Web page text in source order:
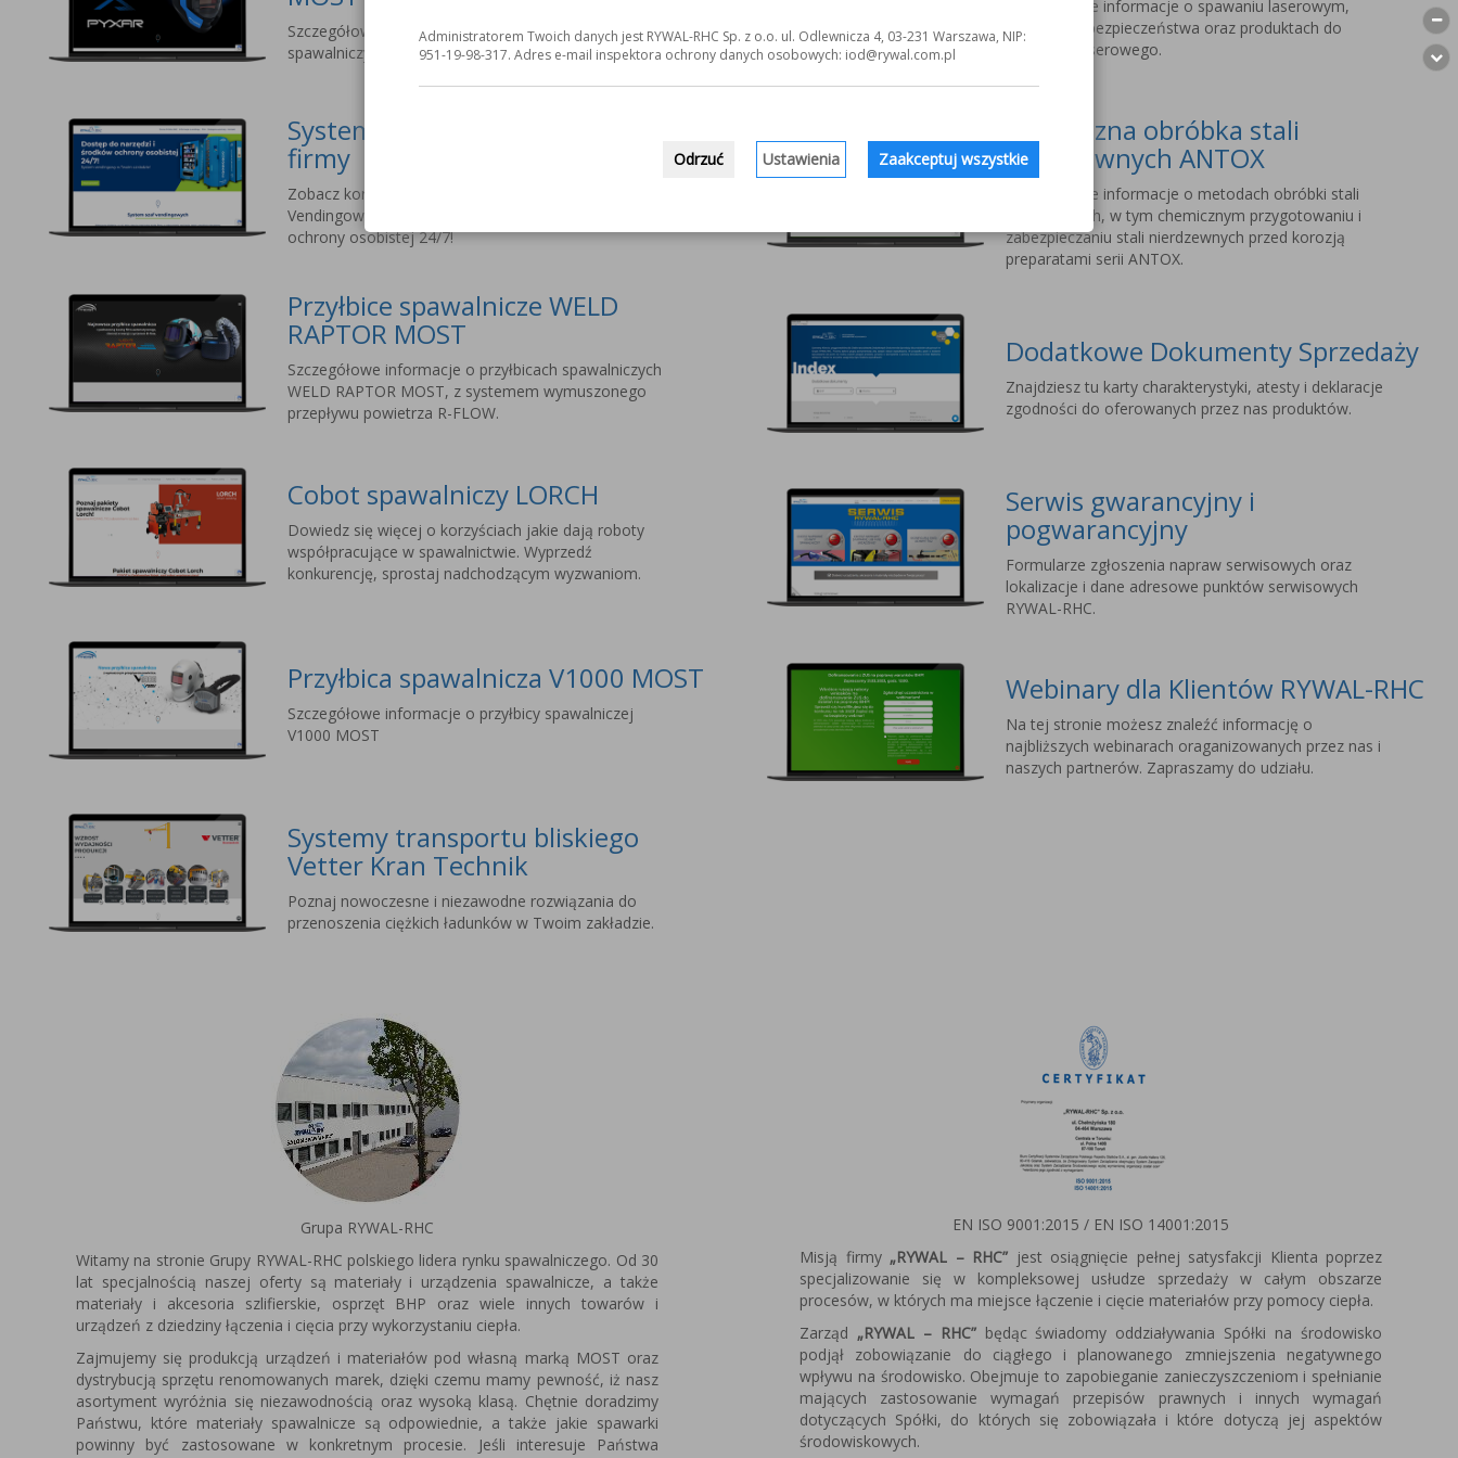
Szczegółowe informacje o najnowszej serii przyłbic
spawalniczych dla profesjonalistów PYXAR MOST.
Systemy vendingowe dla Twojej
firmy
Zobacz korzyści ze stosowania Systemów
Vendingowych MOST. Dostęp do narzędzi i środków
ochrony osobistej 24/7!
Przyłbice spawalnicze WELD
RAPTOR MOST
Szczegółowe informacje o przyłbicach spawalniczych
WELD RAPTOR MOST, z systemem wymuszonego
przepływu powietrza R-FLOW.
Cobot spawalniczy LORCH
Dowiedz się więcej o korzyściach jakie dają roboty
współpracujące w spawalnictwie. Wyprzedź
konkurencję, sprostaj nadchodzącym wyzwaniom.
Przyłbica spawalnicza V1000 MOST
Szczegółowe informacje o przyłbicy spawalniczej
V1000 MOST
Systemy transportu bliskiego
Vetter Kran Technik
Poznaj nowoczesne i niezawodne rozwiązania do
przenoszenia ciężkich ładunków w Twoim zakładzie.
Szczegółowe informacje o spawaniu laserowym,
wymogach bezpieczeństwa oraz produktach do
spawania laserowego.
Chemiczna obróbka stali
nierdzewnych ANTOX
Szczegółowe informacje o metodach obróbki stali
nierdzewnych, w tym chemicznym przygotowaniu i
zabezpieczaniu stali nierdzewnych przed korozją
preparatami serii ANTOX.
Dodatkowe Dokumenty Sprzedaży
Znajdziesz tu karty charakterystyki, atesty i deklaracje
zgodności do oferowanych przez nas produktów.
Serwis gwarancyjny i
pogwarancyjny
Formularze zgłoszenia napraw serwisowych oraz
lokalizacje i dane adresowe punktów serwisowych
RYWAL-RHC.
Webinary dla Klientów RYWAL-RHC
Na tej stronie możesz znaleźć informację o
najbliższych webinarach oraganizowanych przez nas i
naszych partnerów. Zapraszamy do udziału.
Grupa RYWAL-RHC
Witamy na stronie Grupy RYWAL-RHC polskiego lidera rynku spawalniczego. Od 30
lat specjalnością naszej oferty są materiały i urządzenia spawalnicze, a także
materiały i akcesoria szlifierskie, osprzęt BHP oraz wiele innych towarów i
urządzeń z dziedziny łączenia i cięcia przy wykorzystaniu ciepła.
Zajmujemy się produkcją urządzeń i materiałów pod własną marką MOST oraz
dystrybucją sprzętu renomowanych marek, dzięki czemu mamy pewność, iż nasz
asortyment wyróżnia się niezawodnością oraz wysoką klasą. Chętnie doradzimy
Państwu, które materiały spawalnicze są odpowiednie, a także jakie spawarki
powinny być zastosowane w konkretnym procesie. Jeśli interesuje Państwa
EN ISO 9001:2015 / EN ISO 14001:2015
Misją firmy „RYWAL – RHC” jest osiągnięcie pełnej satysfakcji Klienta poprzez
specjalizowanie się w kompleksowej usłudze sprzedaży w całym obszarze
procesów, w których ma miejsce łączenie i cięcie materiałów przy pomocy ciepła.
Zarząd „RYWAL – RHC”będąc świadomy oddziaływania Spółki na środowisko
podjął zobowiązanie do ciągłego i planowanego zmniejszenia negatywnego
wpływu na środowisko. Obejmuje to zapobieganie zanieczyszczeniom i spełnianie
mających zastosowanie wymagań przepisów prawnych i innych wymagań
dotyczących Spółki, do których się zobowiązała i które dotyczą jej aspektów
środowiskowych.
Administratorem Twoich danych jest RYWAL-RHC Sp. z o.o. ul. Odlewnicza 4, 03-231 Warszawa, NIP:
951-19-98-317. Adres e-mail inspektora ochrony danych osobowych: iod@rywal.com.pl
Odrzuć Ustawienia Zaakceptuj wszystkie